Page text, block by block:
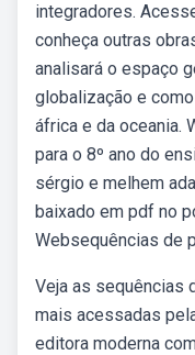
integradores.
conheça outras
analisará o espaço
globalização e
áfrica e da oceania.
para o 8º ano do
sérgio e melhem
baixado em pdf no
Websequências de
Veja as sequências
mais acessadas
editora moderna